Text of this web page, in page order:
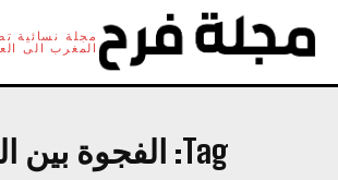
مجلة نسائية
المغرب الى
Tag: الفجوة بين